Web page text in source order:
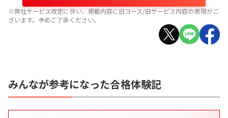
※弊社サービス改定に伴い、掲載内容に旧コース/旧サービス内容の表現がご
ざいます。予めご了承ください。
みんなが参考になった合格体験記